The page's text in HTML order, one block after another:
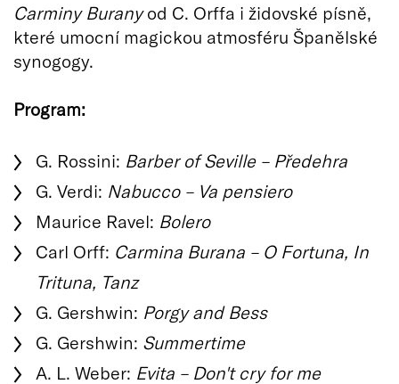
Carminy Buranyod C. Orffa i židovské písně,
které umocní magickou atmosféru Španělské
synogogy.
Program:
G. Rossini: Barber of Seville – Předehra
G. Verdi: Nabucco – Va pensiero
Maurice Ravel: Bolero
Carl Orff: Carmina Burana – O Fortuna, In
Trituna, Tanz
G. Gershwin: Porgy and Bess
G. Gershwin: Summertime
A. L. Weber: Evita – Don't cry for me